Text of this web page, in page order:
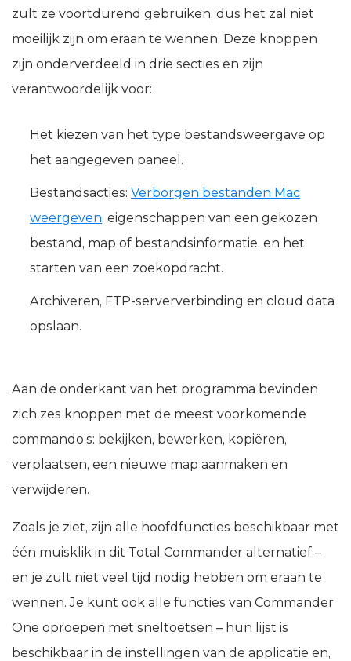
zult ze voortdurend gebruiken, dus het zal niet
moeilijk zijn om eraan te wennen. Deze knoppen
zijn onderverdeeld in drie secties en zijn
verantwoordelijk voor:
Het kiezen van het type bestandsweergave op
het aangegeven paneel.
Bestandsacties: Verborgen bestanden Mac
weergeven, eigenschappen van een gekozen
bestand, map of bestandsinformatie, en het
starten van een zoekopdracht.
Archiveren, FTP-serververbinding en cloud data
opslaan.
Aan de onderkant van het programma bevinden
zich zes knoppen met de meest voorkomende
commando’s: bekijken, bewerken, kopiëren,
verplaatsen, een nieuwe map aanmaken en
verwijderen.
Zoals je ziet, zijn alle hoofdfuncties beschikbaar met
één muisklik in dit Total Commander alternatief –
en je zult niet veel tijd nodig hebben om eraan te
wennen. Je kunt ook alle functies van Commander
One oproepen met sneltoetsen – hun lijst is
beschikbaar in de instellingen van de applicatie en,